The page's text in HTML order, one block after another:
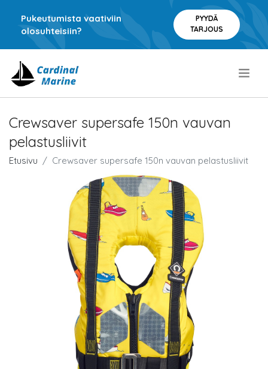
Pukeutumista vaativiin
olosuhteisiin?
PYYDÄ
TARJOUS
Crewsaver supersafe 150n vauvan
pelastusliivit
Etusivu Crewsaver supersafe 150n vauvan pelastusliivit